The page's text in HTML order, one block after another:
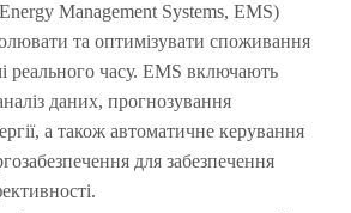
Management Systems, EMS)
та оптимізувати споживання
реального часу. EMS включають
даних, прогнозування
а також автоматичне керування
для забезпечення